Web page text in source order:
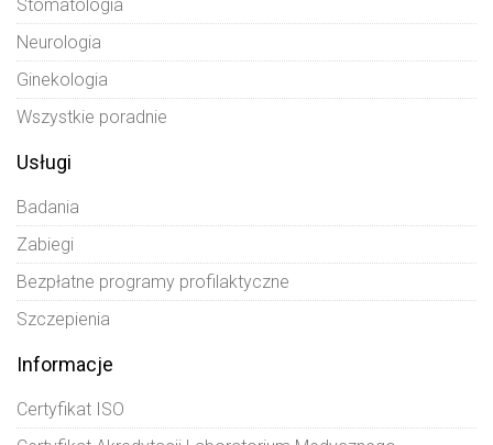
Stomatologia
Neurologia
Ginekologia
Wszystkie poradnie
Usługi
Badania
Zabiegi
Bezpłatne programy profilaktyczne
Szczepienia
Informacje
Certyfikat ISO